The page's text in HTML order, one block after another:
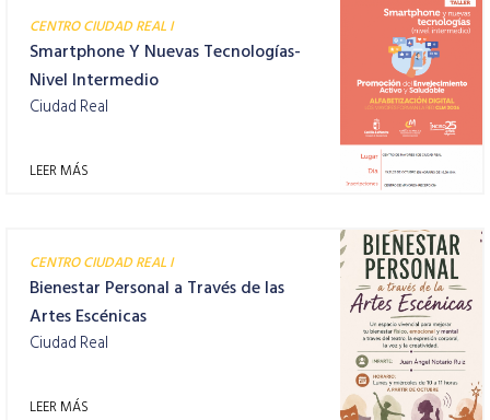
CENTRO CIUDAD REAL I
Smartphone Y Nuevas Tecnologías-
Nivel Intermedio
Ciudad Real
LEER MÁS
CENTRO CIUDAD REAL I
Bienestar Personal a Través de las
Artes Escénicas
Ciudad Real
LEER MÁS